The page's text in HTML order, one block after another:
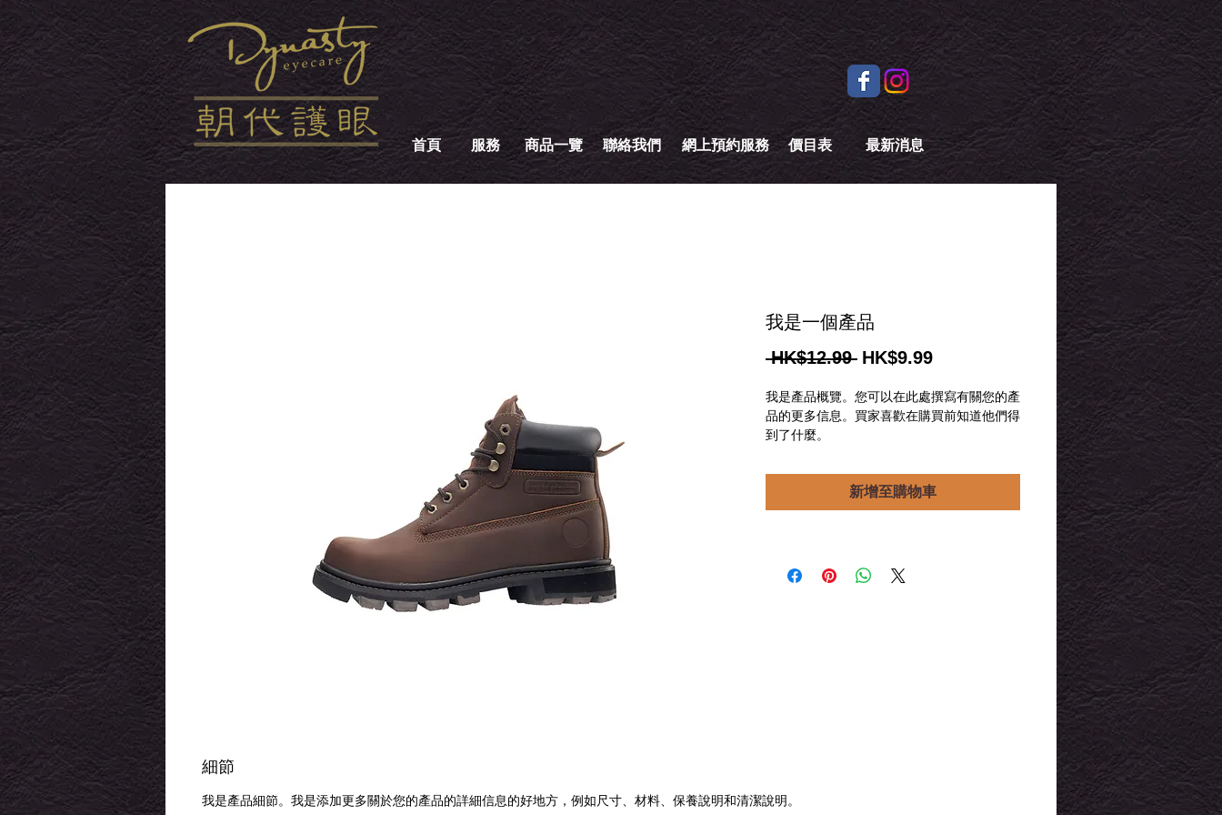
首頁 服務 商品一覽 聯絡我們 網上預約服務 價目表 最新消息
我是一個產品
HK$12.99 一
價
格
HK$9.99促
價
格
我是產品概覽。您可以在此處撰寫有關您的產
品的更多信息。買家喜歡在購買前知道他們得
到了什麼。
新增至購物車
細節
我是產品細節。我是添加更多關於您的產品的詳細信息的好地方，例如尺寸、材料、保養說明和清潔說明。